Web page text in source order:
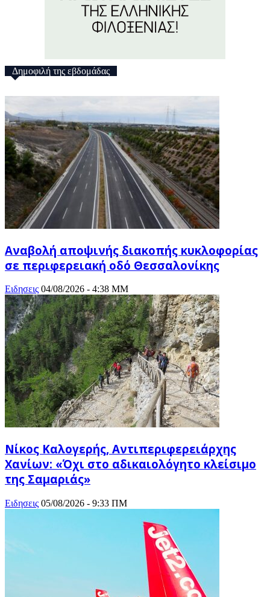
Δημοφιλή της εβδομάδας
Αναβολή αποψινής διακοπής κυκλοφορίας
σε περιφερειακή οδό Θεσσαλονίκης
Ειδησεις 04/08/2026 - 4:38 ΜΜ
Νίκος Καλογερής, Αντιπεριφερειάρχης
Χανίων: «Όχι στο αδικαιολόγητο κλείσιμο
της Σαμαριάς»
Ειδησεις 05/08/2026 - 9:33 ΠΜ